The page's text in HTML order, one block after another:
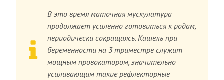
В это время маточная мускулатура
продолжает усиленно готовиться к родам,
периодически сокращаясь. Кашель при
беременности на 3 триместре служит
мощным провокатором, значительно
усиливающим такие рефлекторные